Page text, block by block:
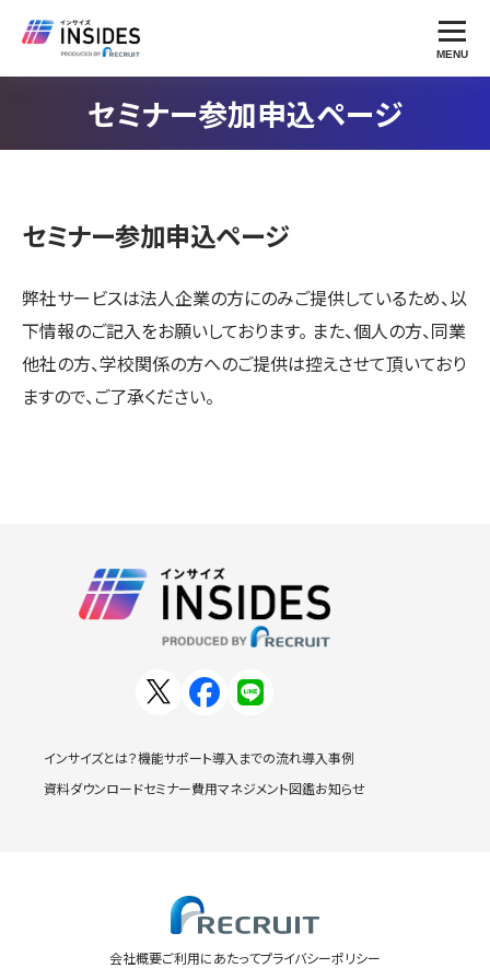
MENU
セミナー参加申込ページ
セミナー参加申込ページ
弊社サービスは法人企業の方にのみご提供しているため、以
下情報のご記入をお願いしております。 また、個人の方、同業
他社の方、学校関係の方へのご提供は控えさせて頂いており
ますので、ご了承ください。
インサイズとは？機能サポート導入までの流れ導入事例
資料ダウンロードセミナー費用マネジメント図鑑お知らせ
会社概要ご利用にあたってプライバシーポリシー